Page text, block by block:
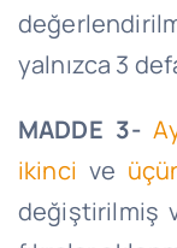
yalnızca 3
MADDE 3-
ikinci ve
değiştirilmiş